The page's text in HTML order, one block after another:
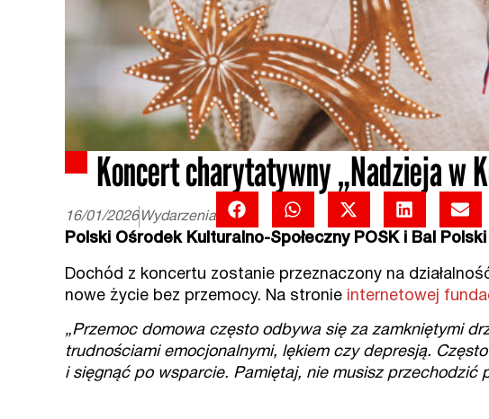
Koncert charytatywny „Nadzieja w
16/01/2026 Wydarzenia
Polski Ośrodek Kulturalno-Społeczny POSK i Bal
Dochód z koncertu zostanie przeznaczony na
nowe życie bez przemocy. Na stronie internetowej
„Przemoc domowa często odbywa się za zamkniętymi
trudnościami emocjonalnymi, lękiem czy depresją.
i sięgnąć po wsparcie. Pamiętaj, nie musisz przechodzić